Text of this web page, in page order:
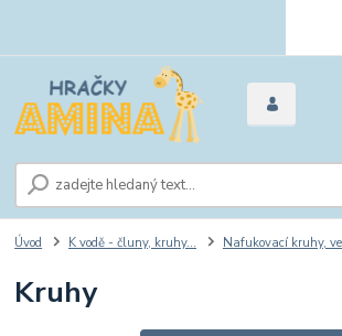
Úvod K vodě - čluny, kruhy... Nafukovací kruhy,
Kruhy